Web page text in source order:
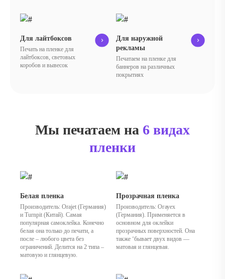
Для лайтбоксов
Печать на пленке для
лайтбоксов, световых
коробов и вывесок
Для наружной
рекламы
Печатаем на пленке для
баннеров на различных
покрытиях
Мы печатаем на 6 видах
пленки
Белая пленка
Производитель: Orajet (Германия)
и Turnpit (Китай). Самая
популярная самоклейка. Конечно
белая она только до печати, а
после – любого цвета без
ограничений. Делится на 2 типа –
матовую и глянцевую.
Прозрачная пленка
Производитель: Огауех
(Германия). Применяется в
основном для оклейки
прозрачных поверхностей. Она
также ‘бывает двух видов —
матовая и глянцевая.